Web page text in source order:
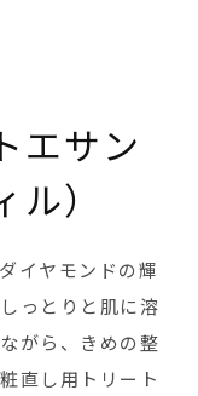
エサン
）
イヤモンドの輝
っとりと肌に溶
がら、きめの整
直し用トリート